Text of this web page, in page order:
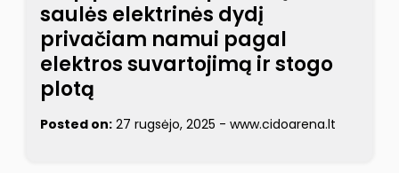
saulės elektrinės dydį
privačiam namui pagal
elektros suvartojimą ir stogo
plotą
Posted on: 27 rugsėjo, 2025 - www.cidoarena.lt